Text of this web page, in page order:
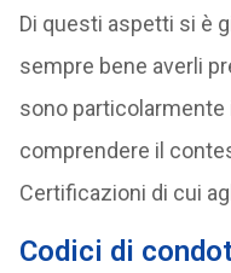
Di questi aspetti si è
sempre bene averli
sono
comprendere il
Certificazioni di cui
Codici di